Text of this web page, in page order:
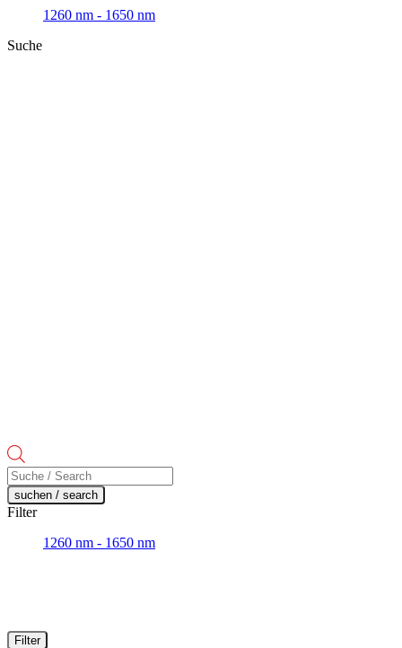
1260 nm - 1650 nm
Suche
Products
search
suchen / search
Filter
1260 nm - 1650 nm
Filter